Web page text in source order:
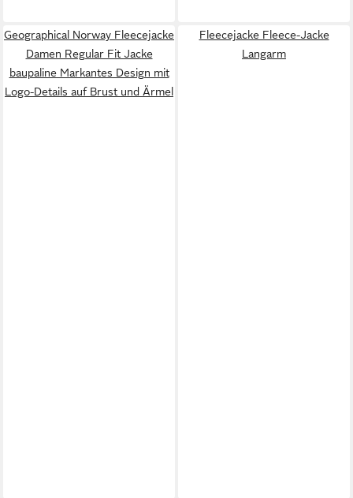
Geographical Norway Fleecejacke
Damen Regular Fit Jacke
baupaline Markantes Design mit
Logo-Details auf Brust und Ärmel
Fleecejacke Fleece-Jacke
Langarm